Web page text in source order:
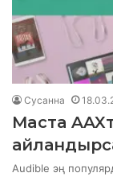
Сусанна
Macта
Audible эң